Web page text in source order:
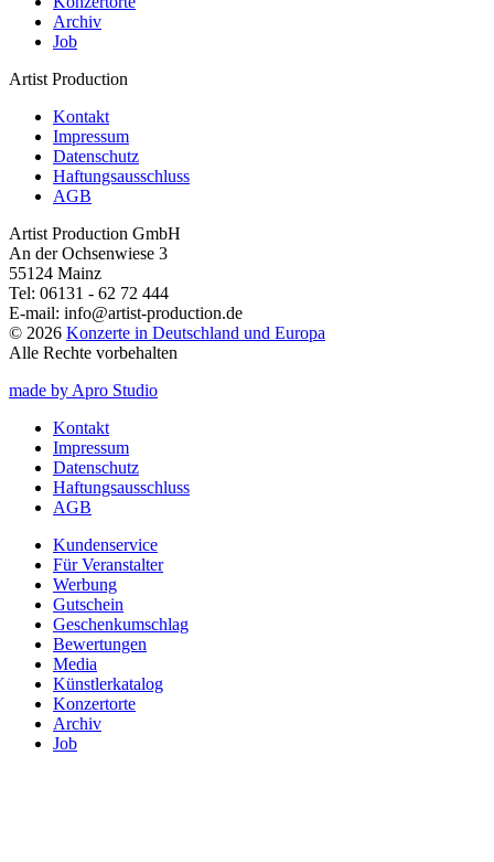
Archiv
Job
Artist Production
Kontakt
Impressum
Datenschutz
Haftungsausschluss
AGB
Artist Production GmbH
An der Ochsenwiese 3
55124 Mainz
Tel: 06131 - 62 72 444
E-mail: info@artist-production.de
© 2026 Konzerte in Deutschland und Europa
Alle Rechte vorbehalten
made by Apro Studio
Kontakt
Impressum
Datenschutz
Haftungsausschluss
AGB
Kundenservice
Für Veranstalter
Werbung
Gutschein
Geschenkumschlag
Bewertungen
Media
Künstlerkatalog
Konzertorte
Archiv
Job